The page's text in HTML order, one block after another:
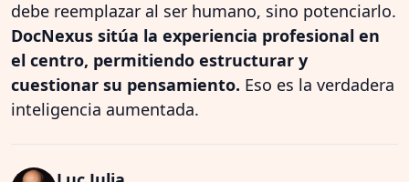
debe reemplazar al ser humano, sino potenciarlo.
DocNexus sitúa la experiencia profesional en
el centro, permitiendo estructurar y
cuestionar su pensamiento. Eso es la verdadera
inteligencia aumentada.